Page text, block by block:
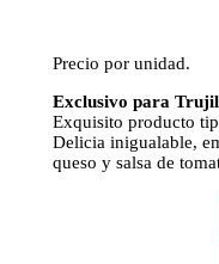
Precio por unidad.
Exclusivo para
Exquisito producto
Delicia inigualable,
queso y salsa de